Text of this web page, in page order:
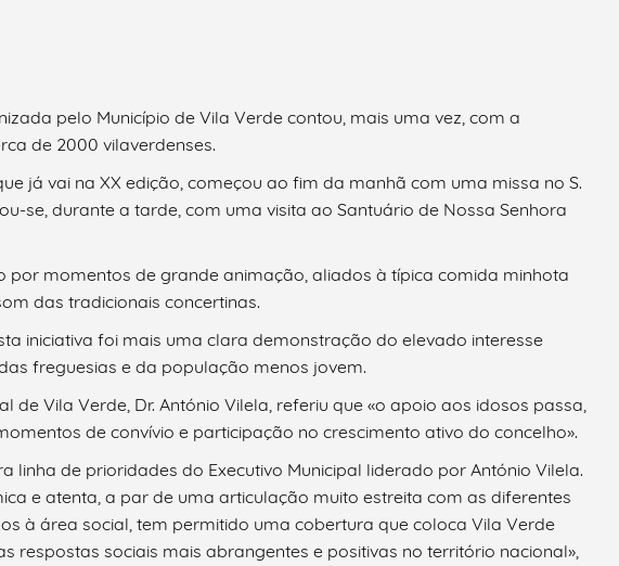
pelo Município de Vila Verde contou, mais uma vez, com a
de 2000 vilaverdenses.
já vai na XX edição, começou ao fim da manhã com uma missa no S.
se, durante a tarde, com uma visita ao Santuário de Nossa Senhora
por momentos de grande animação, aliados à típica comida minhota
das tradicionais concertinas.
iniciativa foi mais uma clara demonstração do elevado interesse
freguesias e da população menos jovem.
de Vila Verde, Dr. António Vilela, referiu que «o apoio aos idosos passa,
de convívio e participação no crescimento ativo do concelho».
linha de prioridades do Executivo Municipal liderado por António Vilela.
e atenta, a par de uma articulação muito estreita com as diferentes
à área social, tem permitido uma cobertura que coloca Vila Verde
respostas sociais mais abrangentes e positivas no território nacional»,